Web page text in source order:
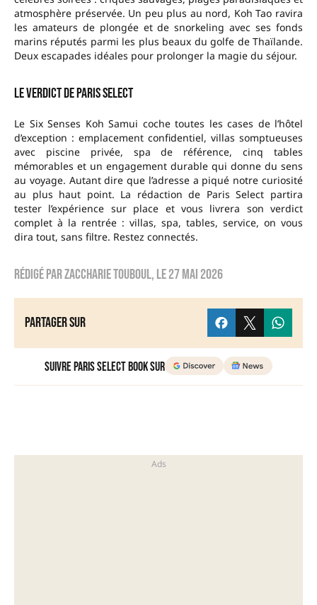
atmosphère préservée. Un peu plus au nord, Koh Tao ravira
les amateurs de plongée et de snorkeling avec ses fonds
marins réputés parmi les plus beaux du golfe de Thaïlande.
Deux escapades idéales pour prolonger la magie du séjour.
Le verdict de Paris Select
Le Six Senses Koh Samui coche toutes les cases de l’hôtel
d’exception : emplacement confidentiel, villas somptueuses
avec piscine privée, spa de référence, cinq tables
mémorables et un engagement durable qui donne du sens
au voyage. Autant dire que l’adresse a piqué notre curiosité
au plus haut point. La rédaction de Paris Select partira
tester l’expérience sur place et vous livrera son verdict
complet à la rentrée : villas, spa, tables, service, on vous
dira tout, sans filtre. Restez connectés.
Rédigé parZaccharie TOUBOUL, le27 mai 2026
Partager sur
Suivre Paris Select Book sur